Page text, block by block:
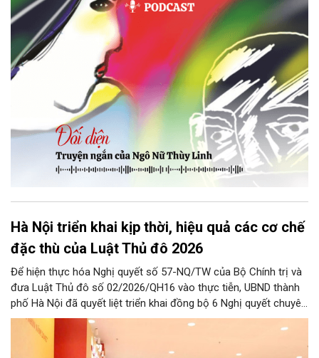
ngại ngùng đỡ lấy. Đây là lần thứ ba, loạt bài phóng sự của mình
bị Tổng biên tập kêu lên để trả lại...
Hà Nội triển khai kịp thời, hiệu quả các cơ chế
đặc thù của Luật Thủ đô 2026
Để hiện thực hóa Nghị quyết số 57-NQ/TW của Bộ Chính trị và
đưa Luật Thủ đô số 02/2026/QH16 vào thực tiễn, UBND thành
phố Hà Nội đã quyết liệt triển khai đồng bộ 6 Nghị quyết chuyên
đề của HĐND Thành phố. Đợt triển khai này đề ra khung chính
sách cùng hệ thống giải pháp toàn diện nhằm cụ thể hóa các
cơ chế đặc thù, tạo động lực bứt phá cho phát triển khoa học,